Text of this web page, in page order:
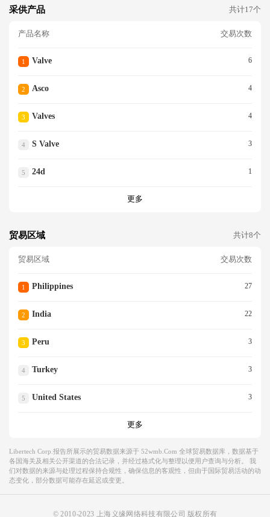
采供产品 共计17个
产品名称 交易次数
1 Valve 6
2 Asco 4
3 Valves 4
4 S Valve 3
5 24d 1
更多
贸易区域 共计8个
贸易区域 交易次数
1 Philippines 27
2 India 22
3 Peru 3
4 Turkey 3
5 United States 3
更多
Libertech Corp.报告所展示的贸易数据来源于 52wmb.com 全球贸易数据库，数据基于
各国海关及相关公开渠道的合法记录，并经过格式化与整理以便用户查询与分析。 我
们对数据的来源与处理过程保持合规性，确保信息的客观性，但由于国际贸易活动的动
态变化，部分数据可能存在延迟或变更。
© 2010-2023 上海义缘网络科技有限公司 版权所有